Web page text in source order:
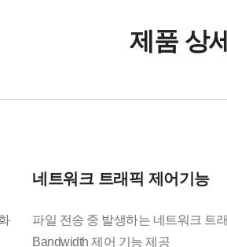
제품 상
네트워크 트래픽 제어기능
파일 전송 중 발생하는 네트워크 트
Bandwidth 제어 기능 제공